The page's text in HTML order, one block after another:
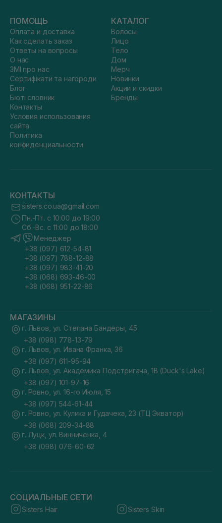
ПОМОЩЬ
Оплата и доставка
Как сделать заказ
Ответы на вопросы
О нас
ЗМІ про нас
Сертифікати та нагороди
Блог
Бюті словник
Контакты
Условия использования
сайта
Политика
конфиденциальности
КАТАЛОГ
Волосы
Лицо
Тело
Дом
Мерч
Новинки
Акции и скидки
Бренды
КОНТАКТЫ
sisters.co.ua@gmail.com
Пн.-Пт. с 10:00 до 19:00
Сб.-Вс. с 11:00 до 18:00
Менеджер
+38 (097) 612-54-81
+38 (097) 788-12-88
+38 (097) 983-41-20
+38 (068) 693-46-00
+38 (068) 951-22-86
МАГАЗИНЫ
г. Львов, ул. Степана Бандеры, 45
+38 (098) 778-13-79
г. Львов, ул. Ивана Франка, 36
+38 (097) 611-95-94
г. Львов, ул. Академика Подстригача, 1В (Duck's Lake)
+38 (097) 101-97-16
г. Ровно, ул. 16-го Июля, 15
+38 (097) 544-61-44
г. Ровно, ул. Кулика и Гудачека, 23 (ТЦ Экватор)
+38 (068) 209-34-88
г. Луцк, ул. Винниченка, 4
+38 (098) 076-60-62
СОЦИАЛЬНЫЕ СЕТИ
Sisters Hair Sisters Skin